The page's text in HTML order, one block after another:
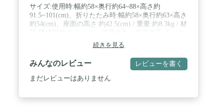
サイズ:使用時:幅約58×奥行約64~88×高さ約
91.5~101(cm)、折りたたみ時:幅約58×奥行約63×高さ
約54(cm)、座面の高さ:約42.5(cm) / 重量:約8.3kg / 材
ー塗装、張り材:ポリエステル、クッション材:ウレ
タンフォーム / リクライニング:背もたれ6段階、ヘ
ッドレスト14段階 / お客様組み立て商品
続きを見る
みんなのレビュー レビューを書く
まだレビューはありません